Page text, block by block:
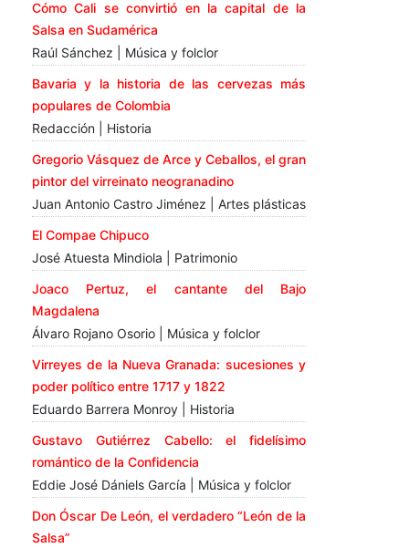
Cómo Cali se convirtió en la capital de la
Salsa en Sudamérica
Raúl Sánchez | Música y folclor
Bavaria y la historia de las cervezas más
populares de Colombia
Redacción | Historia
Gregorio Vásquez de Arce y Ceballos, el gran
pintor del virreinato neogranadino
Juan Antonio Castro Jiménez | Artes plásticas
El Compae Chipuco
José Atuesta Mindiola | Patrimonio
Joaco Pertuz, el cantante del Bajo
Magdalena
Álvaro Rojano Osorio | Música y folclor
Virreyes de la Nueva Granada: sucesiones y
poder político entre 1717 y 1822
Eduardo Barrera Monroy | Historia
Gustavo Gutiérrez Cabello: el fidelísimo
romántico de la Confidencia
Eddie José Dániels García | Música y folclor
Don Óscar De León, el verdadero “León de la
Salsa”